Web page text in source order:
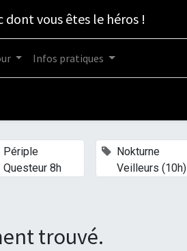
dont vous êtes le héros !
Infos pratiques
Périple
Questeur 8h
Nokturne
Veilleurs (10h)
trouvé.